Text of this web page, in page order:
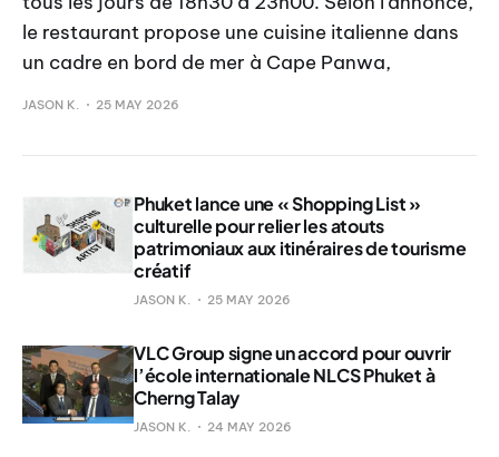
le restaurant propose une cuisine italienne dans
un cadre en bord de mer à Cape Panwa,
JASON K. 25 MAY 2026
Phuket lance une « Shopping List »
culturelle pour relier les atouts
patrimoniaux aux itinéraires de tourisme
créatif
JASON K. 25 MAY 2026
VLC Group signe un accord pour ouvrir
l’école internationale NLCS Phuket à
Cherng Talay
JASON K. 24 MAY 2026